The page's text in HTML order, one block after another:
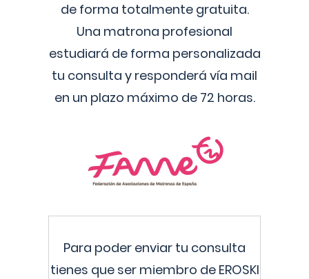
de forma totalmente gratuita.
Una matrona profesional
estudiará de forma personalizada
tu consulta y responderá vía mail
en un plazo máximo de 72 horas.
Para poder enviar tu consulta
tienes que ser miembro de EROSKI